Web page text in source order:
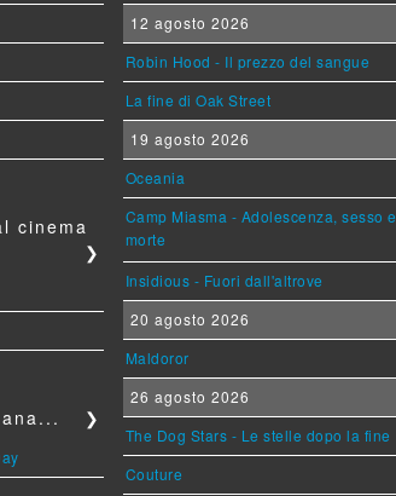
cinema
❯
❯
12 agosto 2026
Robin Hood - Il prezzo del sangue
La fine di Oak Street
19 agosto 2026
Oceania
Camp Miasma - Adolescenza, sesso e
morte
Insidious - Fuori dall'altrove
20 agosto 2026
Maldoror
26 agosto 2026
The Dog Stars - Le stelle dopo la fine
Couture